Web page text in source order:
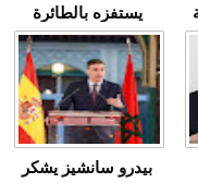
يستفزه بالطائرة
القطرية لكن ترامب
فضحه أمام العالم
بالحجة والدليل
بيدرو سانشيز يشكر